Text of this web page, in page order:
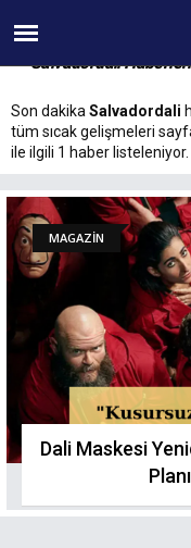
07
Salvadordali Haberleri
Son dakika Salvadordali
tüm sıcak gelişmeleri
ile ilgili 1 haber listeleniyor.
MAGAZİN
Dali Maskesi